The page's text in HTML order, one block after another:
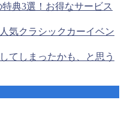
典3選！お得なサービス
気クラシックカーイベン
てしまったかも、と思う